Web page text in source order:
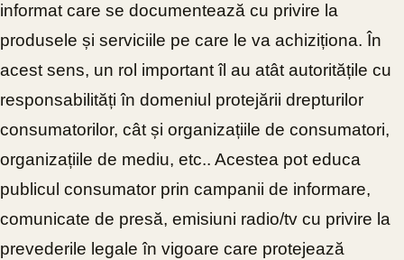
informat care se documentează cu privire la
produsele și serviciile pe care le va achiziționa. În
acest sens, un rol important îl au atât autoritățile cu
responsabilități în domeniul protejării drepturilor
consumatorilor, cât și organizațiile de consumatori,
organizațiile de mediu, etc.. Acestea pot educa
publicul consumator prin campanii de informare,
comunicate de presă, emisiuni radio/tv cu privire la
prevederile legale în vigoare care protejează